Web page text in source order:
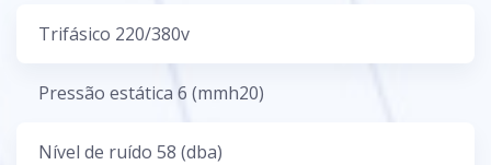
Trifásico 220/380v
Pressão estática 6 (mmh20)
Nível de ruído 58 (dba)